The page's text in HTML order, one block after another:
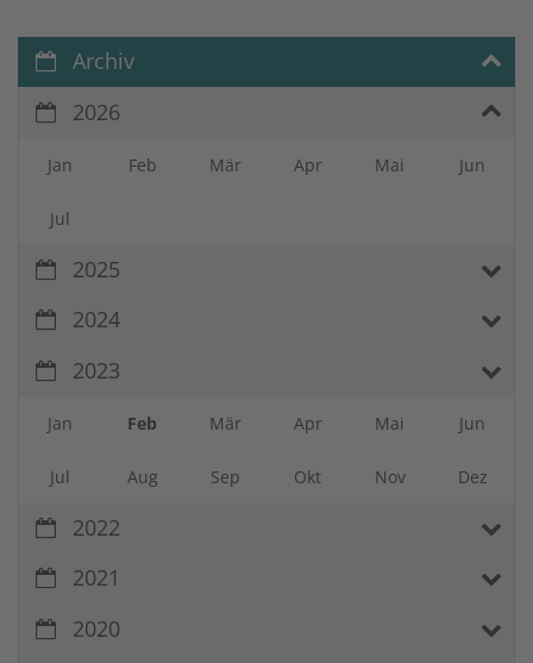
Archiv
2026
Jan Feb Mär Apr Mai Jun
Jul
2025
2024
2023
Jan Feb Mär Apr Mai Jun
Jul Aug Sep Okt Nov Dez
2022
2021
2020